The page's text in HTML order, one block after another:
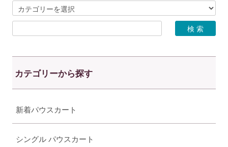
カテゴリーから探す
新着パウスカート
シングル パウスカート